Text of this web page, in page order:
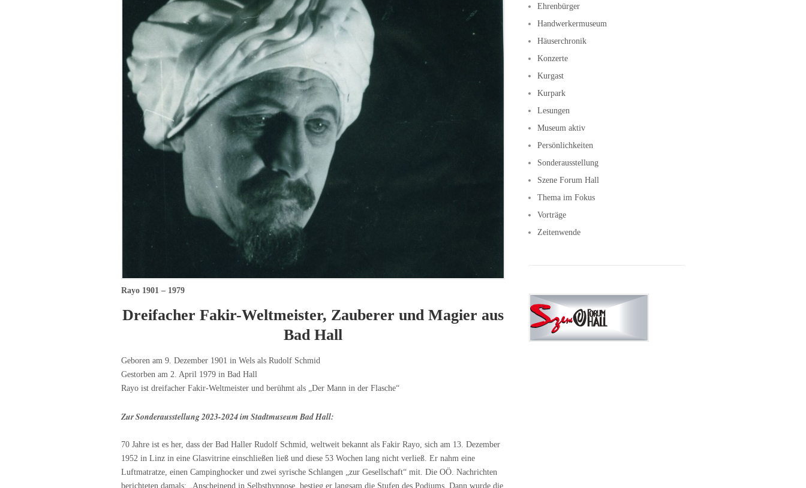
Rayo 1901 – 1979
Dreifacher Fakir-Weltmeister, Zauberer und Magier aus
Bad Hall
Geboren am 9. Dezember 1901 in Wels als Rudolf Schmid
Gestorben am 2. April 1979 in Bad Hall
Rayo ist dreifacher Fakir-Weltmeister und berühmt als „Der Mann in der Flasche“
Zur Sonderausstellung 2023-2024 im Stadtmuseum Bad Hall:
70 Jahre ist es her, dass der Bad Haller Rudolf Schmid, weltweit bekannt als Fakir Rayo, sich am 13. Dezember
1952 in Linz in eine Glasvitrine einschließen ließ und diese 53 Wochen lang nicht verließ. Er nahm eine
Luftmatratze, einen Campinghocker und zwei syrische Schlangen „zur Gesellschaft“ mit. Die OÖ. Nachrichten
berichteten damals: „Anscheinend in Selbsthypnose, bestieg er langsam die Stufen des Podiums. Dann wurde die
Ehrenbürger
Handwerkermuseum
Häuserchronik
Konzerte
Kurgast
Kurpark
Lesungen
Museum aktiv
Persönlichkeiten
Sonderausstellung
Szene Forum Hall
Thema im Fokus
Vorträge
Zeitenwende